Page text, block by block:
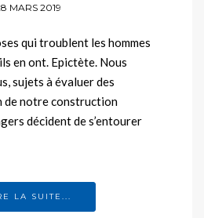
MARS 2019
qui troublent les hommes
en ont. Epictète. Nous
sujets à évaluer des
notre construction
décident de s’entourer
LA SUITE...